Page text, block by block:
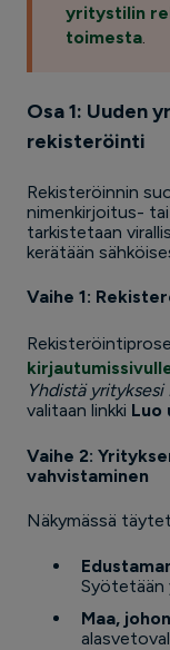
yritystilin
toimesta
Osa 1: Uuden
rekisteröinti
Rekisteröinnin
nimenkirjoitus-
tarkistetaan
kerätään
Vaihe 1:
Yhdistä
valitaan linkki Luo
Vaihe 2:
vahvistaminen
Näkymässä
Syötetään
Maa,